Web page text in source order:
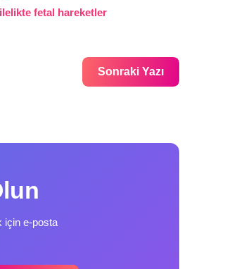
fetal hareketler
Sonraki Yazı
için e-posta